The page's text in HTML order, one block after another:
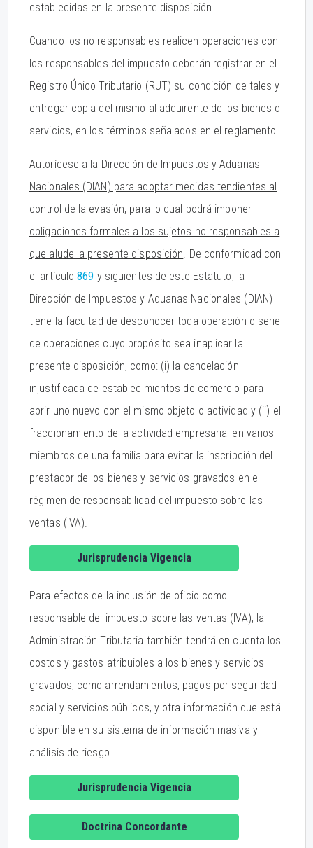
establecidas en la presente disposición.
Cuando los no responsables realicen operaciones con
los responsables del impuesto deberán registrar en el
Registro Único Tributario (RUT) su condición de tales y
entregar copia del mismo al adquirente de los bienes o
servicios, en los términos señalados en el reglamento.
Autorícese a la Dirección de Impuestos y Aduanas
Nacionales (DIAN) para adoptar medidas tendientes al
control de la evasión, para lo cual podrá imponer
obligaciones formales a los sujetos no responsables a
que alude la presente disposición. De conformidad con
el artículo869 y siguientes de este Estatuto, la
Dirección de Impuestos y Aduanas Nacionales (DIAN)
tiene la facultad de desconocer toda operación o serie
de operaciones cuyo propósito sea inaplicar la
presente disposición, como: (i) la cancelación
injustificada de establecimientos de comercio para
abrir uno nuevo con el mismo objeto o actividad y (ii) el
fraccionamiento de la actividad empresarial en varios
miembros de una familia para evitar la inscripción del
prestador de los bienes y servicios gravados en el
régimen de responsabilidad del impuesto sobre las
ventas (IVA).
Jurisprudencia Vigencia
Para efectos de la inclusión de oficio como
responsable del impuesto sobre las ventas (IVA), la
Administración Tributaria también tendrá en cuenta los
costos y gastos atribuibles a los bienes y servicios
gravados, como arrendamientos, pagos por seguridad
social y servicios públicos, y otra información que está
disponible en su sistema de información masiva y
análisis de riesgo.
Jurisprudencia Vigencia
Doctrina Concordante